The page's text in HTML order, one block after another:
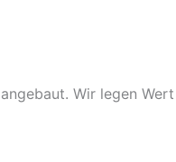
Wir legen